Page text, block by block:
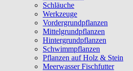
Schläuche
Werkzeuge
Vordergrundpflanzen
Mittelgrundpflanzen
Hintergrundpflanzen
Schwimmpflanzen
Pflanzen auf Holz & Stein
Meerwasser Fischfutter